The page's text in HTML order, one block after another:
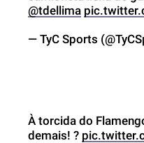
@tdellima
— TyC Sports
À torcida do
demais! ?